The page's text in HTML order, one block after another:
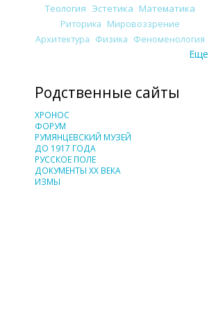
Теология Эстетика Математика
Риторика Мировоззрение
Архитектура Физика Феноменология
Еще
Родственные сайты
ХРОНОС
ФОРУМ
РУМЯНЦЕВСКИЙ МУЗЕЙ
ДО 1917 ГОДА
РУССКОЕ ПОЛЕ
ДОКУМЕНТЫ XX ВЕКА
ИЗМЫ